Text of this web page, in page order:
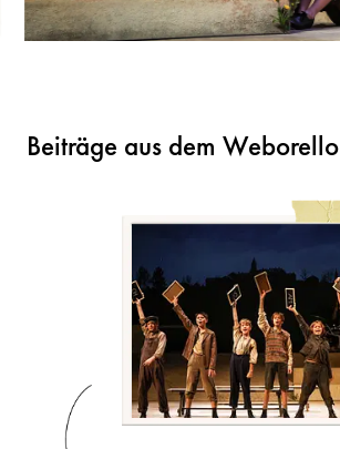
Beiträge aus dem Weborello